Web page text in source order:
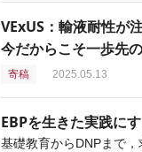
VExUS：輸液耐性が
今だからこそ一歩先
寄稿 2025.05.13
EBPを生きた実践に
基礎教育からDNPまで，